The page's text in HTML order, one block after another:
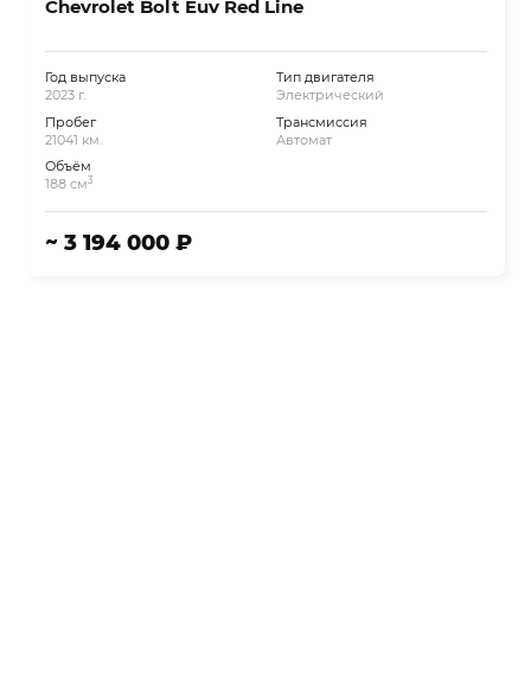
Chevrolet Bolt Euv Red Line
Год выпуска
2023 г.
Пробег
21041 км.
Объём
188 см3
Тип двигателя
Электрический
Трансмиссия
Автомат
~ 3 194 000 ₽